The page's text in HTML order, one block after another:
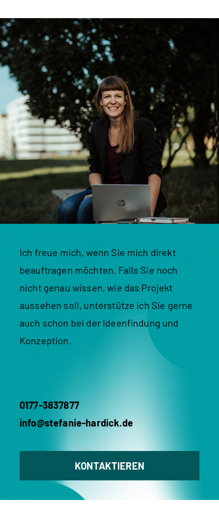
Ich freue mich, wenn Sie mich direkt
beauftragen möchten. Falls Sie noch
nicht genau wissen, wie das Projekt
aussehen soll, unterstütze ich Sie gerne
auch schon bei der Ideenfindung und
Konzeption.
0177-3837877
info@stefanie-hardick.de
KONTAKTIEREN